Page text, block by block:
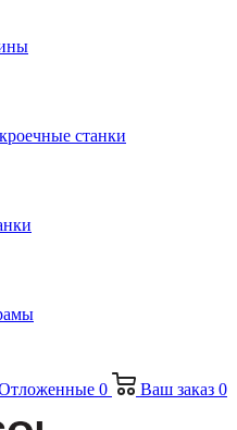
станки
0 Ваш заказ 0